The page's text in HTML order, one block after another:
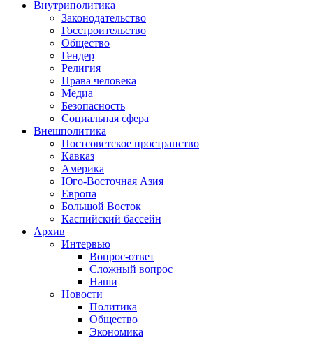
Внутриполитика
Законодательство
Госстроительство
Общество
Гендер
Религия
Права человека
Медиа
Безопасность
Социальная сфера
Внешполитика
Постсоветское пространство
Кавказ
Америка
Юго-Восточная Азия
Европа
Большой Восток
Каспийский бассейн
Архив
Интервью
Вопрос-ответ
Сложный вопрос
Наши
Новости
Политика
Общество
Экономика